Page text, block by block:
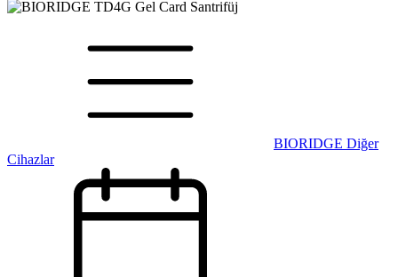
BIORIDGE Diğer
Cihazlar